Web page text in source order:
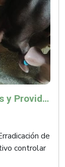
La OMSA reconoció a San Andrés y Providencia como zona libre de Peste Porcina Clásica (PPC)
de
controlar